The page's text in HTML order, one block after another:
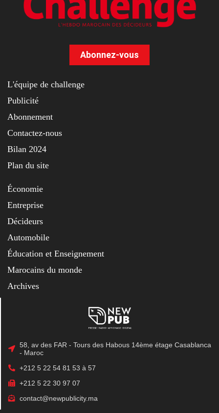
Abonnez-vous
L'équipe de challenge
Publicité
Abonnement
Contactez-nous
Bilan 2024
Plan du site
Économie
Entreprise
Décideurs
Automobile
Éducation et Enseignement
Marocains du monde
Archives
58, av des FAR - Tours des Habous 14ème étage Casablanca
- Maroc
+212 5 22 54 81 53 à 57
+212 5 22 30 97 07
contact@newpublicity.ma